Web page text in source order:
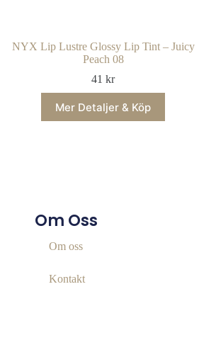
NYX Lip Lustre Glossy Lip Tint – Juicy
Peach 08
41kr
Mer Detaljer & Köp
Om Oss
Om oss
Kontakt